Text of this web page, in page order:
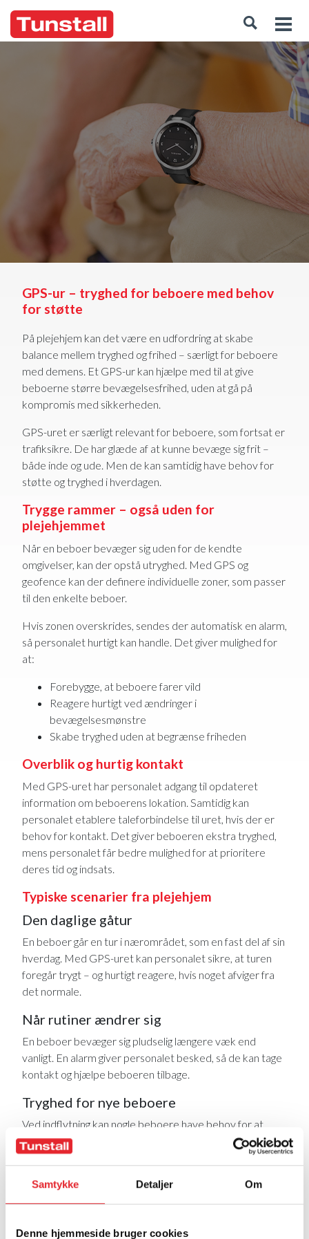
Samtykke Detaljer Om
Denne hjemmeside bruger cookies
GPS-ur – tryghed for beboere med behov
for støtte
På plejehjem kan det være en udfordring at skabe
balance mellem tryghed og frihed – særligt for beboere
med demens. Et GPS-ur kan hjælpe med til at give
beboerne større bevægelsesfrihed, uden at gå på
kompromis med sikkerheden.
GPS-uret er særligt relevant for beboere, som fortsat er
trafiksikre. De har glæde af at kunne bevæge sig frit –
både inde og ude. Men de kan samtidig have behov for
støtte og tryghed i hverdagen.
Trygge rammer – også uden for
plejehjemmet
Når en beboer bevæger sig uden for de kendte
omgivelser, kan der opstå utryghed. Med GPS og
geofence kan der definere individuelle zoner, som passer
til den enkelte beboer.
Hvis zonen overskrides, sendes der automatisk en alarm,
så personalet hurtigt kan handle. Det giver mulighed for
at:
Forebygge, at beboere farer vild
Reagere hurtigt ved ændringer i
bevægelsesmønstre
Skabe tryghed uden at begrænse friheden
Overblik og hurtig kontakt
Med GPS-uret har personalet adgang til opdateret
information om beboerens lokation. Samtidig kan
personalet etablere taleforbindelse til uret, hvis der er
behov for kontakt. Det giver beboeren ekstra tryghed,
mens personalet får bedre mulighed for at prioritere
deres tid og indsats.
Typiske scenarier fra plejehjem
Den daglige gåtur
En beboer går en tur i nærområdet, som en fast del af sin
hverdag. Med GPS-uret kan personalet sikre, at turen
foregår trygt – og hurtigt reagere, hvis noget afviger fra
det normale.
Når rutiner ændrer sig
En beboer bevæger sig pludselig længere væk end
vanligt. En alarm giver personalet besked, så de kan tage
kontakt og hjælpe beboeren tilbage.
Tryghed for nye beboere
Ved indflytning kan nogle beboere have behov for at
orientere sig i nye omgivelser. GPS-uret gør det muligt at
give mere frihed i denne fase – uden at gå på kompromis
Mindre behov for opsyn